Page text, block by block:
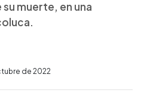
muerte, en una
de 2022